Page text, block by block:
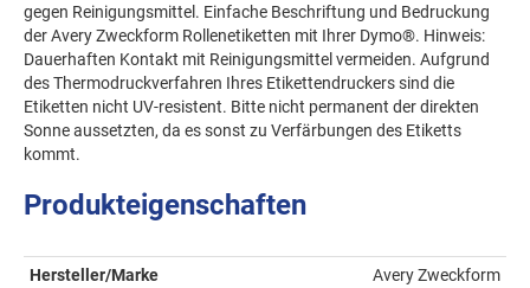
gegen Reinigungsmittel. Einfache Beschriftung und Bedruckung
der Avery Zweckform Rollenetiketten mit Ihrer Dymo®. Hinweis:
Dauerhaften Kontakt mit Reinigungsmittel vermeiden. Aufgrund
des Thermodruckverfahren Ihres Etikettendruckers sind die
Etiketten nicht UV-resistent. Bitte nicht permanent der direkten
Sonne aussetzten, da es sonst zu Verfärbungen des Etiketts
kommt.
Produkteigenschaften
Hersteller/Marke Avery Zweckform